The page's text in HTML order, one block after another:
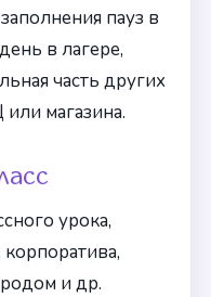
пауз в
в лагере,
часть других
магазина.
урока,
и др.